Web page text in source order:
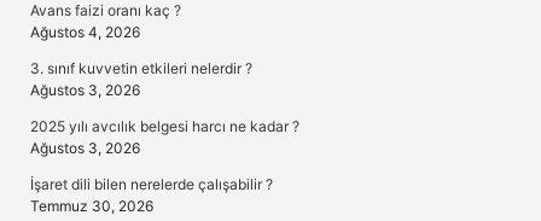
Avans faizi oranı kaç ?
Ağustos 4, 2026
3. sınıf kuvvetin etkileri nelerdir ?
Ağustos 3, 2026
2025 yılı avcılık belgesi harcı ne kadar ?
Ağustos 3, 2026
İşaret dili bilen nerelerde çalışabilir ?
Temmuz 30, 2026